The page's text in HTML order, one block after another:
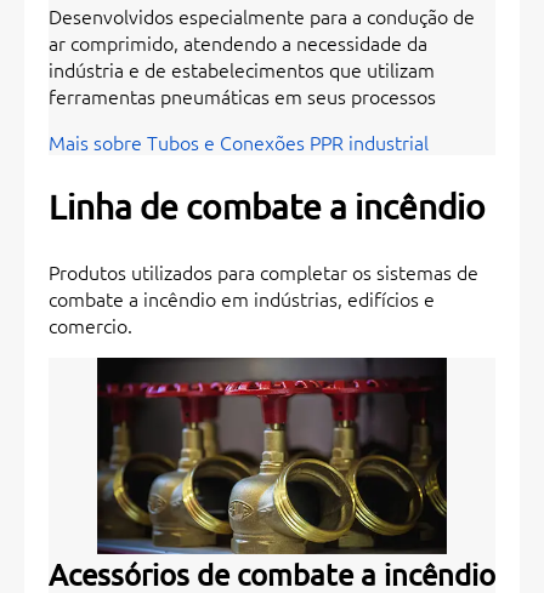
Desenvolvidos especialmente para a condução de
ar comprimido, atendendo a necessidade da
indústria e de estabelecimentos que utilizam
ferramentas pneumáticas em seus processos
Mais sobre Tubos e Conexões PPR industrial
Linha de combate a incêndio
Produtos utilizados para completar os sistemas de
combate a incêndio em indústrias, edifícios e
comercio.
Acessórios de combate a incêndio